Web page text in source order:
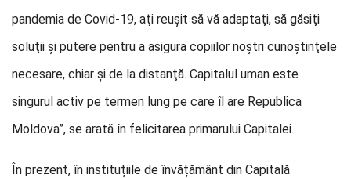
pandemia de Covid-19, aţi reuşit să vă adaptaţi, să găsiţi
soluţii şi putere pentru a asigura copiilor noştri cunoştinţele
necesare, chiar şi de la distanţă. Capitalul uman este
singurul activ pe termen lung pe care îl are Republica
Moldova”, se arată în felicitarea primarului Capitalei.
În prezent, în instituțiile de învățământ din Capitală